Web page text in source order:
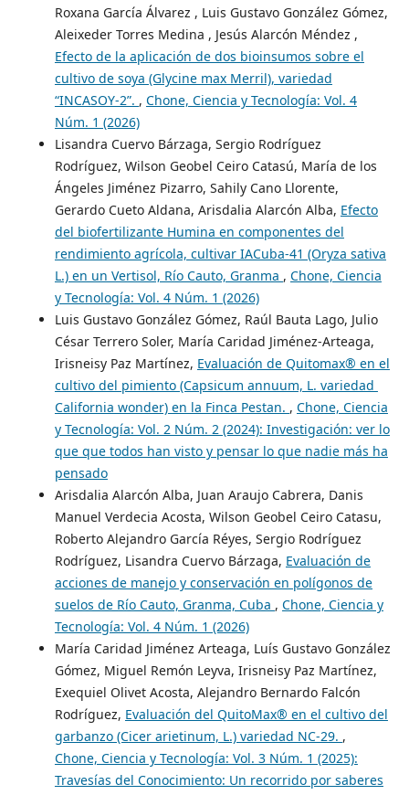
Roxana García Álvarez , Luis Gustavo González Gómez,
Aleixeder Torres Medina , Jesús Alarcón Méndez ,
Efecto de la aplicación de dos bioinsumos sobre el
cultivo de soya (Glycine max Merril), variedad
“INCASOY-2”. , Chone, Ciencia y Tecnología: Vol. 4
Núm. 1 (2026)
Lisandra Cuervo Bárzaga, Sergio Rodríguez
Rodríguez, Wilson Geobel Ceiro Catasú, María de los
Ángeles Jiménez Pizarro, Sahily Cano Llorente,
Gerardo Cueto Aldana, Arisdalia Alarcón Alba, Efecto
del biofertilizante Humina en componentes del
rendimiento agrícola, cultivar IACuba-41 (Oryza sativa
L.) en un Vertisol, Río Cauto, Granma , Chone, Ciencia
y Tecnología: Vol. 4 Núm. 1 (2026)
Luis Gustavo González Gómez, Raúl Bauta Lago, Julio
César Terrero Soler, María Caridad Jiménez-Arteaga,
Irisneisy Paz Martínez, Evaluación de Quitomax® en el
cultivo del pimiento (Capsicum annuum, L. variedad
California wonder) en la Finca Pestan. , Chone, Ciencia
y Tecnología: Vol. 2 Núm. 2 (2024): Investigación: ver lo
que que todos han visto y pensar lo que nadie más ha
pensado
Arisdalia Alarcón Alba, Juan Araujo Cabrera, Danis
Manuel Verdecia Acosta, Wilson Geobel Ceiro Catasu,
Roberto Alejandro García Réyes, Sergio Rodríguez
Rodríguez, Lisandra Cuervo Bárzaga, Evaluación de
acciones de manejo y conservación en polígonos de
suelos de Río Cauto, Granma, Cuba , Chone, Ciencia y
Tecnología: Vol. 4 Núm. 1 (2026)
María Caridad Jiménez Arteaga, Luís Gustavo González
Gómez, Miguel Remón Leyva, Irisneisy Paz Martínez,
Exequiel Olivet Acosta, Alejandro Bernardo Falcón
Rodríguez, Evaluación del QuitoMax® en el cultivo del
garbanzo (Cicer arietinum, L.) variedad NC-29. ,
Chone, Ciencia y Tecnología: Vol. 3 Núm. 1 (2025):
Travesías del Conocimiento: Un recorrido por saberes